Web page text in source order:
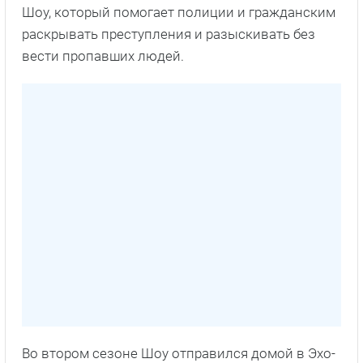
Шоу, который помогает полиции и гражданским
раскрывать преступления и разыскивать без
вести пропавших людей.
Во втором сезоне Шоу отправился домой в Эхо-